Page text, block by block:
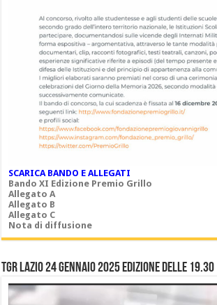
SCARICA BANDO E ALLEGATI
Bando XI Edizione Premio Grillo
Allegato A
Allegato B
Allegato C
Nota di diffusione
TGR LAZIO 24 gennaio 2025 edizione delle 19.30
Video
Player